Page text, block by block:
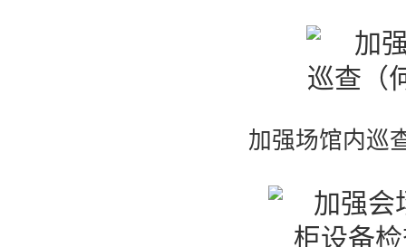
加强场馆内巡